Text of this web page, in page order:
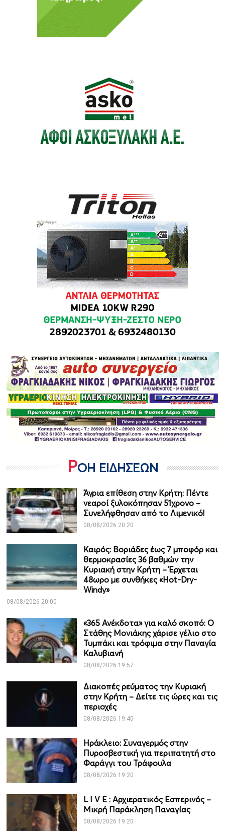
ΡΟΗ ΕΙΔΗΣΕΩΝ
Άγρια επίθεση στην Κρήτη: Πέντε
νεαροί ξυλοκόπησαν 51χρονο –
Συνελήφθησαν από το Λιμενικό!
08/08/2026 20:20
Καιρός: Βοριάδες έως 7 μποφόρ και
θερμοκρασίες 36 βαθμών την
Κυριακή στην Κρήτη – Έρχεται
48ωρο με συνθήκες «Hot-Dry-
Windy»
08/08/2026 20:00
«365 Ανέκδοτα» για καλό σκοπό: Ο
Στάθης Μονιάκης χάρισε γέλιο στο
Τυμπάκι και τρόφιμα στην Παναγία
Καλυβιανή
08/08/2026 19:57
Διακοπές ρεύματος την Κυριακή
στην Κρήτη – Δείτε τις ώρες και τις
περιοχές
08/08/2026 19:40
Ηράκλειο: Συναγερμός στην
Πυροσβεστική για περιπατητή στο
Φαράγγι του Τράφουλα
08/08/2026 19:20
L I V Ε : Αρχιερατικός Εσπερινός –
Μικρή Παράκληση Παναγίας
08/08/2026 19:20